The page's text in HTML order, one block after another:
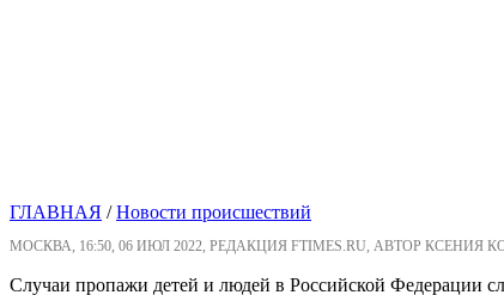
ГЛАВНАЯ /Новости происшествий
МОСКВА, 16:50, 06 ИЮЛ 2022, РЕДАКЦИЯ FTIMES.RU, АВТОР КСЕНИЯ
Случаи пропажи детей и людей в Российской Федерации